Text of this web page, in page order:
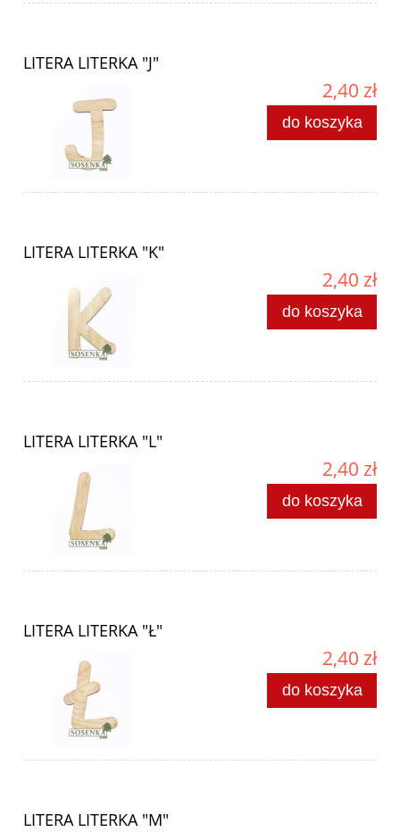
LITERA LITERKA "J"
2,40 zł
do koszyka
LITERA LITERKA "K"
2,40 zł
do koszyka
LITERA LITERKA "L"
2,40 zł
do koszyka
LITERA LITERKA "Ł"
2,40 zł
do koszyka
LITERA LITERKA "M"